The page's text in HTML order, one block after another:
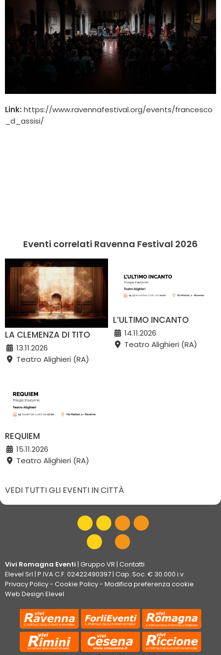
Link: https://www.ravennafestival.org/events/francesco
_d_assisi/
Eventi correlati Ravenna Festival 2026
LA CLEMENZA DI TITO
13.11.2026
Teatro Alighieri (RA)
L’ULTIMO INCANTO
14.11.2026
Teatro Alighieri (RA)
REQUIEM
15.11.2026
Teatro Alighieri (RA)
VEDI TUTTI GLI EVENTI IN CITTÀ
Vivi Romagna Eventi | Gruppo VR | Contatti
Elevel Srl | P.IVA C.F. 02422490397 | Cap. Soc. € 30.000 i.v.
Privacy Policy- Cookie Policy- Modifica preferenza cookie
Web Design Elevel